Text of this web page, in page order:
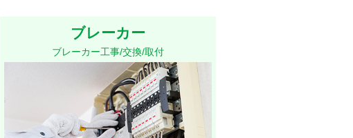
ブレーカー
ブレーカー工事/交換/取付